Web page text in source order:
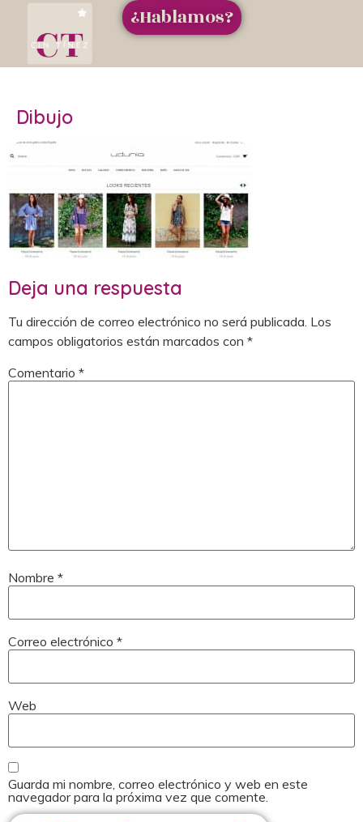
¿Hablamos?
Dibujo
Deja una respuesta
Tu dirección de correo electrónico no será publicada. Los
campos obligatorios están marcados con *
Comentario *
Nombre *
Correo electrónico *
Web
Guarda mi nombre, correo electrónico y web en este
navegador para la próxima vez que comente.